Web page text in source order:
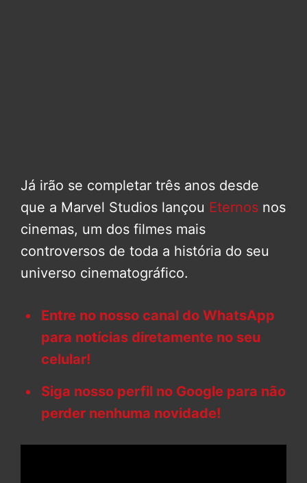
Já irão se completar três anos desde
que a Marvel Studios lançou Eternos nos
cinemas, um dos filmes mais
controversos de toda a história do seu
universo cinematográfico.
Entre no nosso canal do WhatsApp
para notícias diretamente no seu
celular!
Siga nosso perfil no Google para não
perder nenhuma novidade!